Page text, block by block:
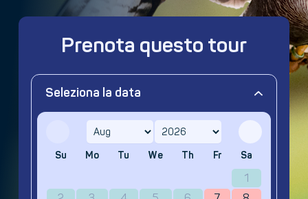
Prenota questo tour
Seleziona la data
Su Mo Tu We Th Fr Sa
1